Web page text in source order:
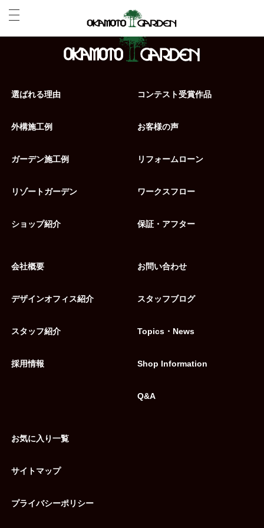
選ばれる理由
外構施工例
ガーデン施工例
リゾートガーデン
ショップ紹介
コンテスト受賞作品
お客様の声
リフォームローン
ワークスフロー
保証・アフター
会社概要
デザインオフィス紹介
スタッフ紹介
採用情報
お問い合わせ
スタッフブログ
Topics・News
Shop Information
Q&A
お気に入り一覧
サイトマップ
プライバシーポリシー